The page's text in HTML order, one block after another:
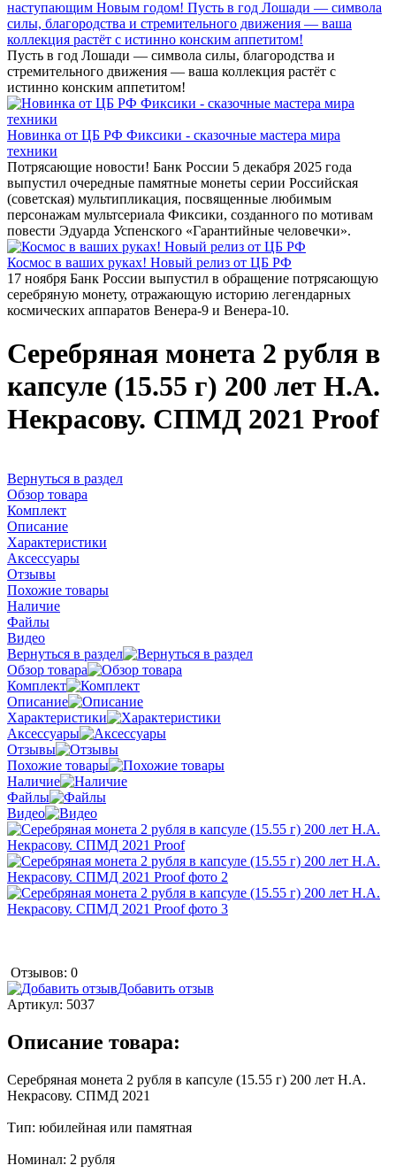
наступающим Новым годом! Пусть в год Лошади — символа
силы, благородства и стремительного движения — ваша
коллекция растёт с истинно конским аппетитом!
Пусть в год Лошади — символа силы, благородства и
стремительного движения — ваша коллекция растёт с
истинно конским аппетитом!
Новинка от ЦБ РФ Фиксики - сказочные мастера мира
техники
Потрясающие новости! Банк России 5 декабря 2025 года
выпустил очередные памятные монеты серии Российская
(советская) мультипликация, посвященные любимым
персонажам мультсериала Фиксики, созданного по мотивам
повести Эдуарда Успенского «Гарантийные человечки».
Космос в ваших руках! Новый релиз от ЦБ РФ
17 ноября Банк России выпустил в обращение потрясающую
серебряную монету, отражающую историю легендарных
космических аппаратов Венера-9 и Венера-10.
Серебряная монета 2 рубля в
капсуле (15.55 г) 200 лет Н.А.
Некрасову. СПМД 2021 Proof
Вернуться в раздел
Обзор товара
Комплект
Описание
Характеристики
Аксессуары
Отзывы
Похожие товары
Наличие
Файлы
Видео
Вернуться в раздел
Обзор товара
Комплект
Описание
Характеристики
Аксессуары
Отзывы
Похожие товары
Наличие
Файлы
Видео
Отзывов: 0
Добавить отзыв
Артикул: 5037
Описание товара:
Серебряная монета 2 рубля в капсуле (15.55 г) 200 лет Н.А.
Некрасову. СПМД 2021
Тип: юбилейная или памятная
Номинал: 2 рубля